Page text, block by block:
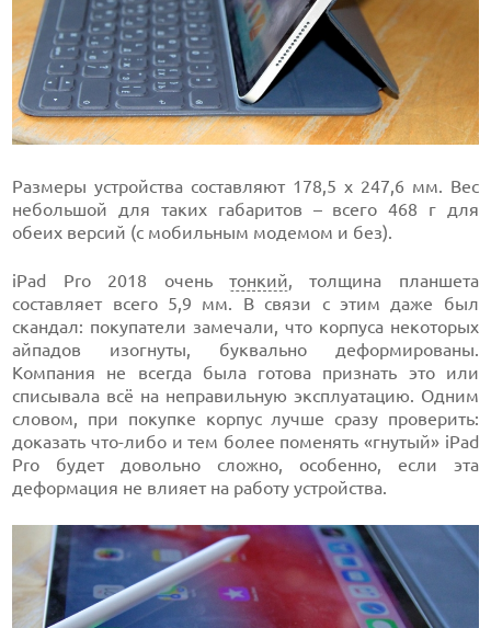
Размеры устройства составляют 178,5 х 247,6 мм. Вес
небольшой для таких габаритов – всего 468 г для
обеих версий (с мобильным модемом и без).
iPad Pro 2018 очень тонкий, толщина планшета
составляет всего 5,9 мм. В связи с этим даже был
скандал: покупатели замечали, что корпуса некоторых
айпадов изогнуты, буквально деформированы.
Компания не всегда была готова признать это или
списывала всё на неправильную эксплуатацию. Одним
словом, при покупке корпус лучше сразу проверить:
доказать что-либо и тем более поменять «гнутый» iPad
Pro будет довольно сложно, особенно, если эта
деформация не влияет на работу устройства.